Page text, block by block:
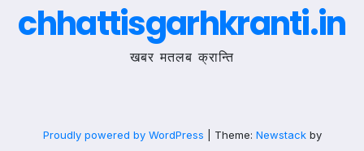
chhattisgarhkranti.in
खबर मतलब क्रान्ति
Proudly powered by WordPress Theme: Newstackby